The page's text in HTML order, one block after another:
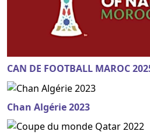
CAN DE FOOTBALL MAROC
Chan Algérie 2023